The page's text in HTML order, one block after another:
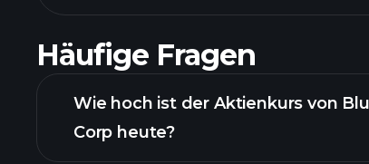
Häufige Fragen
Wie hoch ist der Aktienkurs von
Corp heute?